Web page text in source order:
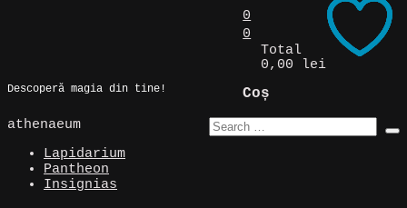
Descoperă magia din tine!
0
0
Total
0,00 lei
Coș
athenaeum
Lapidarium
Pantheon
Insignias